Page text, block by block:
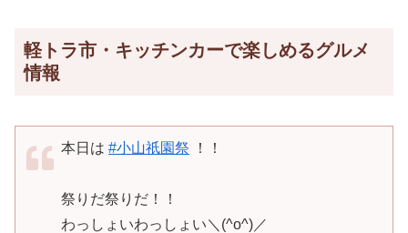
軽トラ市・キッチンカーで楽しめるグルメ
情報
本日は #小山祇園祭 ！！
祭りだ祭りだ！！
わっしょいわっしょい＼(^o^)／